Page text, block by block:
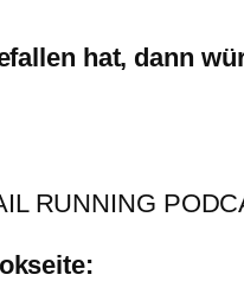
hat, dann
RUNNING